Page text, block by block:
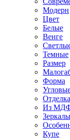
Модерн
Цвет
Белые
Венге
Темные
Размер
Форма
Из
Купе